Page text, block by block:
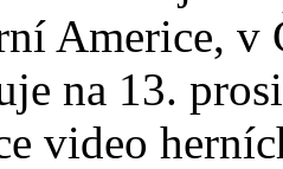
Americe, v
na 13.
video